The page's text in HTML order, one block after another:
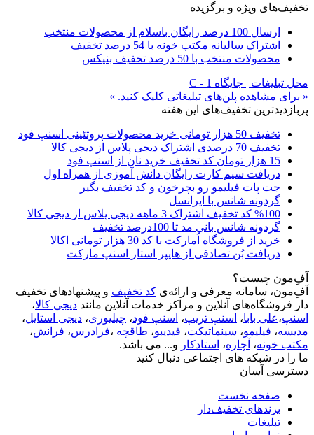
تخفیف‌های ویژه و برگزیده
ارسال 100 درصد رایگان باسلام از محصولات منتخب
اشتراک سالیانه مکتب خونه با 54 درصد تخفیف
محصولات منتخب با 50 درصد تخفیف بنیکس
محل تبلیغات | جایگاه C - 1
« برای مشاهده پلن‌های تبلیغاتی کلیک کنید. »
پربازدیدترین تخفیف‌های این هفته
تخفیف 50 هزار تومانی خرید محصولات پروتئینی اسنپ فود
تخفیف 70 درصدی اشتراک دیجی پلاس از دیجی کالا
15 هزار تومان کد تخفیف خرید نان از اسنپ فود
دریافت سیم کارت رایگان دانش آموزی از همراه اول
جت پات فیلیمو رو بچرخون و کد تخفیف بگیر
گردونه شانس با ایرانسل
%100 کد تخفیف اشتراک 3 ماهه دیجی پلاس از دیجی کالا
گردونه شانس بانی مد تا 100درصد تخفیف
خرید از فروشگاه اُمارکت با کد 30 هزار تومانی اکالا
دریافت بُن تصادفی از هایپر استار اسنپ مارکت
آفِ‌مون چیست؟
آفِ‌مون، سامانه معرفی و ارائه‌ی کد تخفیف و پیشنهادهای تخفیف
دار فروشگاه‌های آنلاین و مراکز خدمات آنلاین مانند دیجی کالا،
اسنپ،علی بابا، اسنپ تریپ، اسنپ فود، چیلیوری، دیجی استایل،
مدیسه، فیلیمو، سینماتیکت، فیدیبو، طاقچه ،فرادرس، فرانش،
مکتب خونه، آچاره، استادکار و... می باشد.
ما را در شبکه های اجتماعی دنبال کنید
دسترسی آسان
صفحه نخست
برندهای تخفیف‌دار
تبلیغات